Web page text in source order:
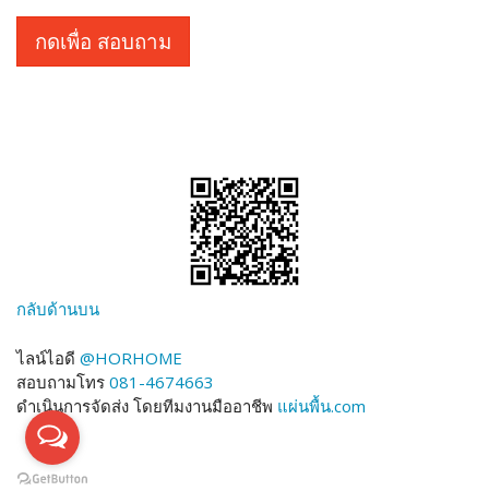
กดเพื่อ สอบถาม
กลับด้านบน
ไลน์ไอดี @HORHOME
สอบถามโทร 081-4674663
ดำเนินการจัดส่ง โดยทีมงานมืออาชีพ แผ่นพื้น.com